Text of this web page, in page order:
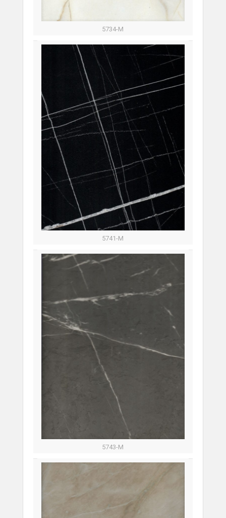
5734-M
5741-M
5743-M